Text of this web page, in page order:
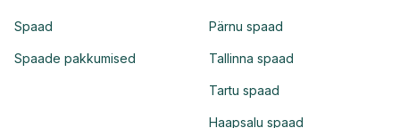
Spaad
Spaade pakkumised
Pärnu spaad
Tallinna spaad
Tartu spaad
Haapsalu spaad